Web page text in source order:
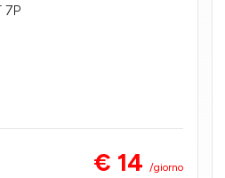
7P
€ 14 /giorno